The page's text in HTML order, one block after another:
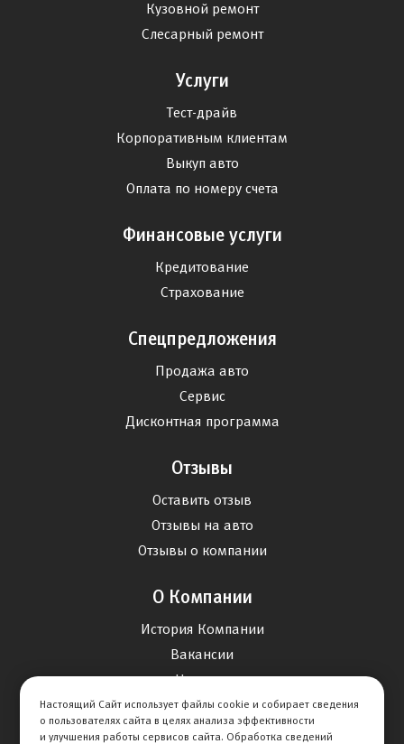
Кузовной ремонт
Слесарный ремонт
Услуги
Тест-драйв
Корпоративным клиентам
Выкуп авто
Оплата по номеру счета
Финансовые услуги
Кредитование
Страхование
Спецпредложения
Продажа авто
Сервис
Дисконтная программа
Отзывы
Оставить отзыв
Отзывы на авто
Отзывы о компании
О Компании
История Компании
Вакансии
Новости
Карта сайта
Настоящий Сайт использует файлы cookie и собирает сведения
о пользователях сайта в целях анализа эффективности
и улучшения работы сервисов сайта. Обработка сведений